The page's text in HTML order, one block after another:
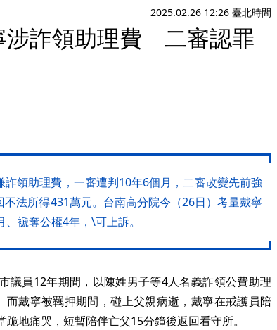
2025.02.26 12:26 臺北時間
涉詐領助理費 二審認罪
領助理費，一審遭判10年6個月，二審改變先前強
法所得431萬元。台南高分院今（26日）考量戴寧
褫奪公權4年，\可上訴。
議員12年期間，以陳姓男子等4人名義詐領公費助理
而戴寧被羈押期間，碰上父親病逝，戴寧在戒護員陪
地痛哭，短暫陪伴亡父15分鐘後返回看守所。